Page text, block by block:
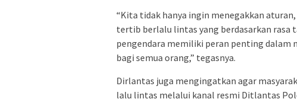
“Kita tidak hanya ingin menegakkan
tertib berlalu lintas yang berdasarkan rasa
pengendara memiliki peran penting dalam
bagi semua orang,” tegasnya.
Dirlantas juga mengingatkan agar
lalu lintas melalui kanal resmi Ditlantas